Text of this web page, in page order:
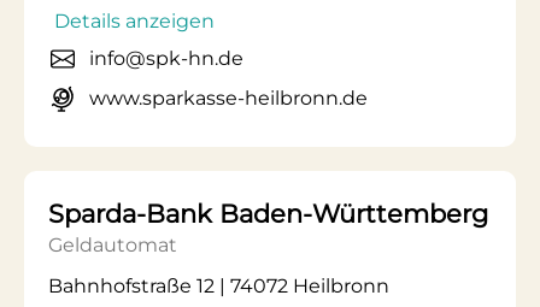
Details anzeigen
info@spk-hn.de
www.sparkasse-heilbronn.de
Sparda-Bank Baden-Württemberg
Geldautomat
Bahnhofstraße 12 | 74072 Heilbronn